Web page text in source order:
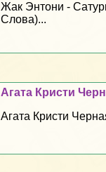
Жак Энтони -
Слова)...
Агата Кристи
Агата Кристи